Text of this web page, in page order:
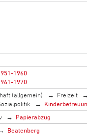
1960
1970
(allgemein) Freizeit
Papierabzug
Beatenberg